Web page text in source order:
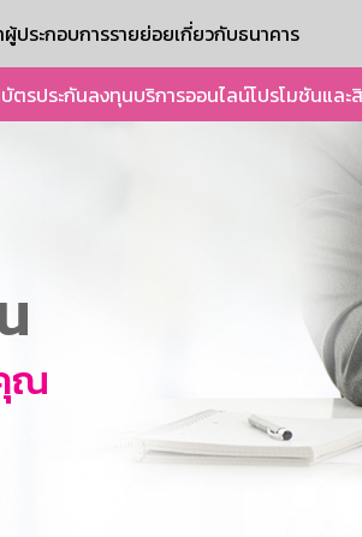
ประกอบการรายย่อยเกี่ยวกับธนาคาร
บัตรประกันลงทุนบริการออนไลน์โปรโมชันแล
ณ